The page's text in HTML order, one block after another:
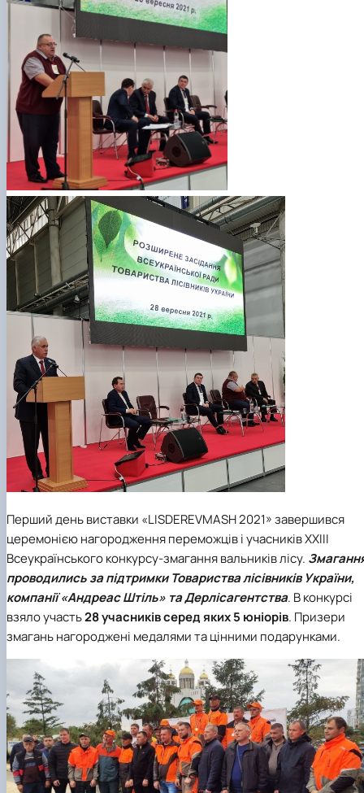
Перший день виставки «LISDEREVMASH 2021» завершився
церемонією нагородження переможців і учасників XXIII
Всеукраїнського конкурсу-змагання вальників лісу.
проводились за підтримки Товариства лісівників України,
компанії«Андреас Штіль» та Дерлісагентства. В конкурсі
взяло участь28 учасників серед яких 5 юніорів. Призери
змагань нагороджені медалями та цінними подарунками.